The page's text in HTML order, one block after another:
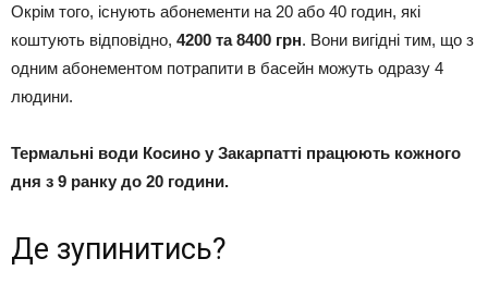
Окрім того, існують абонементи на 20 або 40 годин, які
коштують відповідно, 4200 та 8400 грн. Вони вигідні тим, що з
одним абонементом потрапити в басейн можуть одразу 4
людини.
Термальні води Косино у Закарпатті працюють кожного
дня з 9 ранку до 20 години.
Де зупинитись?